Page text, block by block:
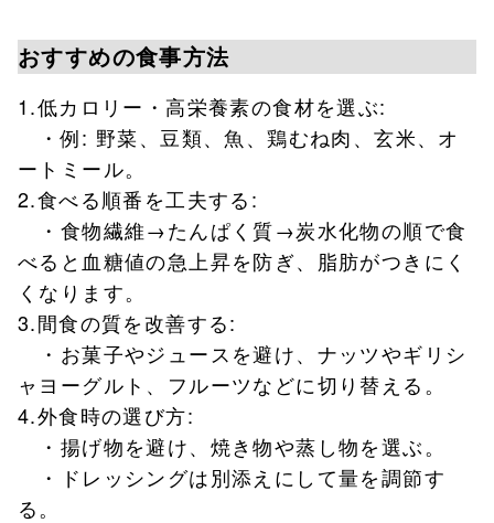
おすすめの食事方法
1.低カロリー・高栄養素の食材を選ぶ:
・例: 野菜、豆類、魚、鶏むね肉、玄米、オ
ートミール。
2.食べる順番を工夫する:
・食物繊維→たんぱく質→炭水化物の順で食
べると血糖値の急上昇を防ぎ、脂肪がつきにく
くなります。
3.間食の質を改善する:
・お菓子やジュースを避け、ナッツやギリシ
ャヨーグルト、フルーツなどに切り替える。
4.外食時の選び方:
・揚げ物を避け、焼き物や蒸し物を選ぶ。
・ドレッシングは別添えにして量を調節す
る。